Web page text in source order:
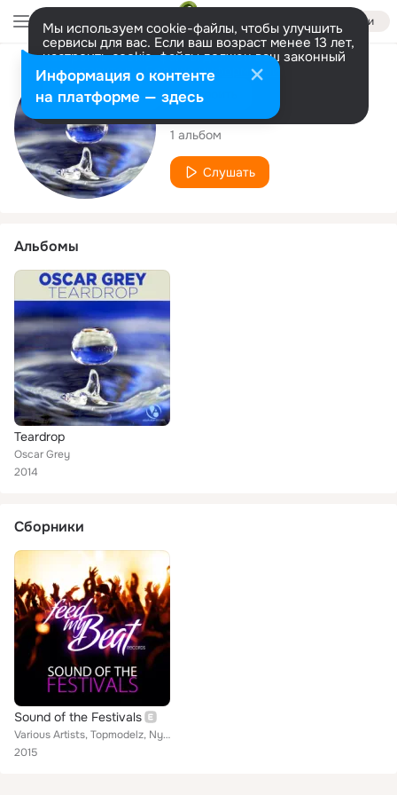
Войти
Мы используем cookie-файлы, чтобы улучшить
сервисы для вас. Если ваш возраст менее 13 лет,
настроить cookie-файлы должен ваш законный
представитель. Больше информации
Разрешить все Настроить
Исполнитель
Oscar Grey
1 альбом
Слушать
Альбомы
Teardrop
Oscar Grey
2014
Сборники
Sound of the Festivals
Various Artists, Topmodelz, Nymphomania, Drop Box, Killa Squad, Whomadehouse, Malibu Drive, Pulsedriver, Chris Deelay, Brooklyn ...
2015
Информация о контенте
на платформе — здесь